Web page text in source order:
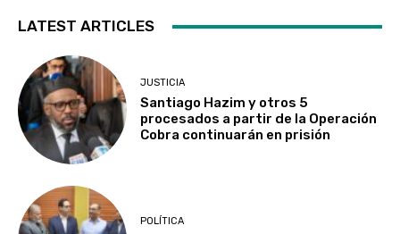
LATEST ARTICLES
JUSTICIA
Santiago Hazim y otros 5
procesados a partir de la Operación
Cobra continuarán en prisión
POLÍTICA